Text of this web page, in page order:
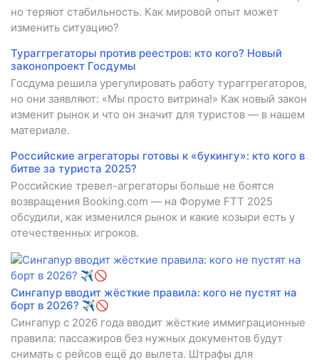
но теряют стабильность. Как мировой опыт может
изменить ситуацию?
Тураггрегаторы против реестров: кто кого? Новый
законопроект Госдумы
Госдума решила урегулировать работу тураггрегаторов,
но они заявляют: «Мы просто витрина!» Как новый закон
изменит рынок и что он значит для туристов — в нашем
материале.
Российские агрегаторы готовы к «букингу»: кто кого в
битве за туриста 2025?
Российские тревел-агрегаторы больше не боятся
возвращения Booking.com — на Форуме FTT 2025
обсудили, как изменился рынок и какие козыри есть у
отечественных игроков.
Сингапур вводит жёсткие правила: кого не пустят на
борт в 2026? ✈️🚫
Сингапур с 2026 года вводит жёсткие иммиграционные
правила: пассажиров без нужных документов будут
снимать с рейсов ещё до вылета. Штрафы для